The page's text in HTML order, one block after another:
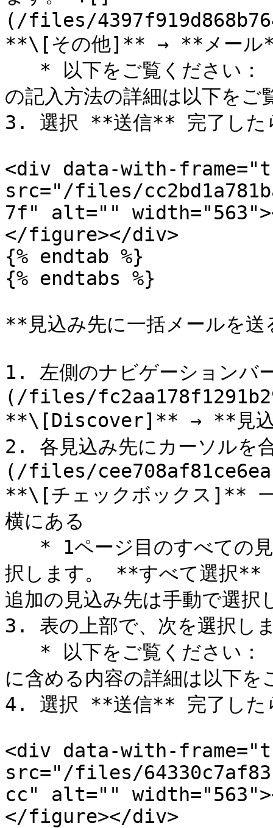
(/files/
**\[その他]** → **メー
の記入方法の詳細は以下をご
3. 選択 **送信** 完了した
<div data-with-
src="/files/
7f" alt=""
</figure></div>
{% endtab %}
{% endtabs %}
**見込み先に一括メールを
1. 左側のナビゲーション
(/files/
**\[Discover]** → **見込
2. 各見込み先にカーソル
(/files/
**\[チェックボックス]** 一
横にある
択します。 **すべて選択**
追加の見込み先は手動で選択
3. 表の上部で、次を選択
に含める内容の詳細は以下を
4. 選択 **送信** 完了した
<div data-with-
src="/files/
cc" alt=""
</figure></div>